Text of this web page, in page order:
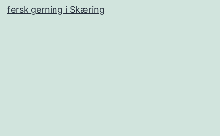
fersk gerning i Skæring